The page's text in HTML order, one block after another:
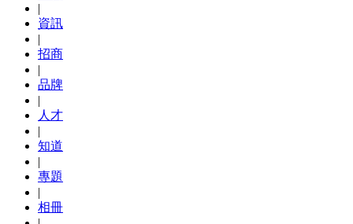
|
資訊
|
招商
|
品牌
|
人才
|
知道
|
專題
|
相冊